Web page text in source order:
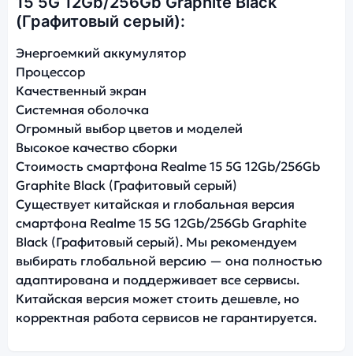
(Графитовый серый):
Энергоемкий аккумулятор
Процессор
Качественный экран
Системная оболочка
Огромный выбор цветов и моделей
Высокое качество сборки
Стоимость смартфона Realme 15 5G 12Gb/256Gb
Graphite Black (Графитовый серый)
Существует китайская и глобальная версия
смартфона Realme 15 5G 12Gb/256Gb Graphite
Black (Графитовый серый). Мы рекомендуем
выбирать глобальной версию — она полностью
адаптирована и поддерживает все сервисы.
Китайская версия может стоить дешевле, но
корректная работа сервисов не гарантируется.